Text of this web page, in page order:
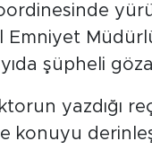
Emniyet
şüpheli
yazdığı
konuyu